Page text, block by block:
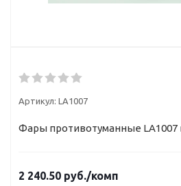
Артикул: LA1007
Фары противотуманные LA1007
2 240.50 руб./комп